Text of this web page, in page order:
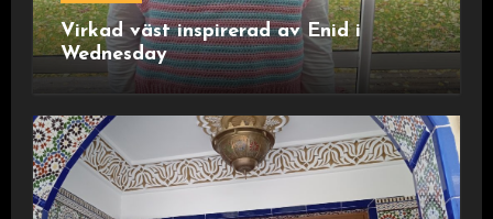
Virkad väst inspirerad av Enid i
Wednesday